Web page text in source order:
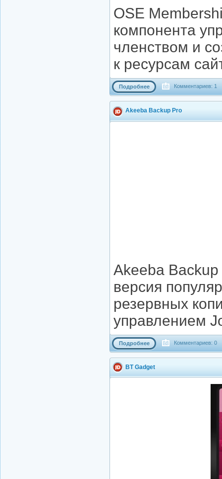
OSE
компонента
членством и
к ресурсам
Подробнее Комментариев: 1
Akeeba Backup Pro
Akeeba
версия
резервных
управлением
Подробнее Комментариев: 0
BT Gadget